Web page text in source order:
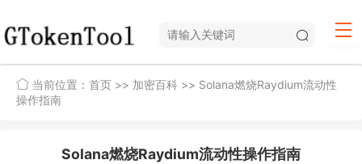
当前位置： 首页 >> 加密百科 >> Solana燃烧Raydium流动性
操作指南
Solana燃烧Raydium流动性操作指南